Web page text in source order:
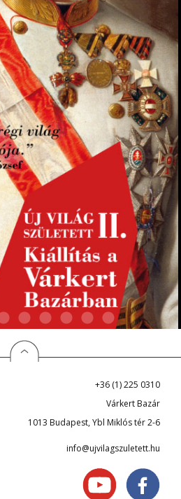
+36 (1) 225 0310
Várkert Bazár
1013 Budapest, Ybl Miklós tér 2-6
info@ujvilagszuletett.hu